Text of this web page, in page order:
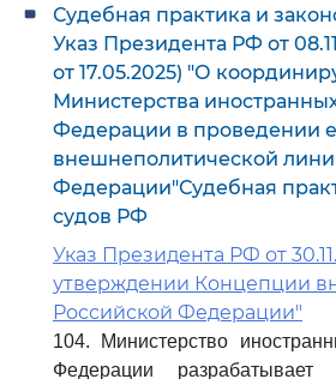
Судебная практика и
Указ Президента РФ от
от 17.05.2025) "О
Министерства
Федерации в проведении
внешнеполитической
Федерации"Судебная
судов РФ
Указ Президента РФ от
утверждении Концепции
Российской Федерации"
104. Министерство
Федерации